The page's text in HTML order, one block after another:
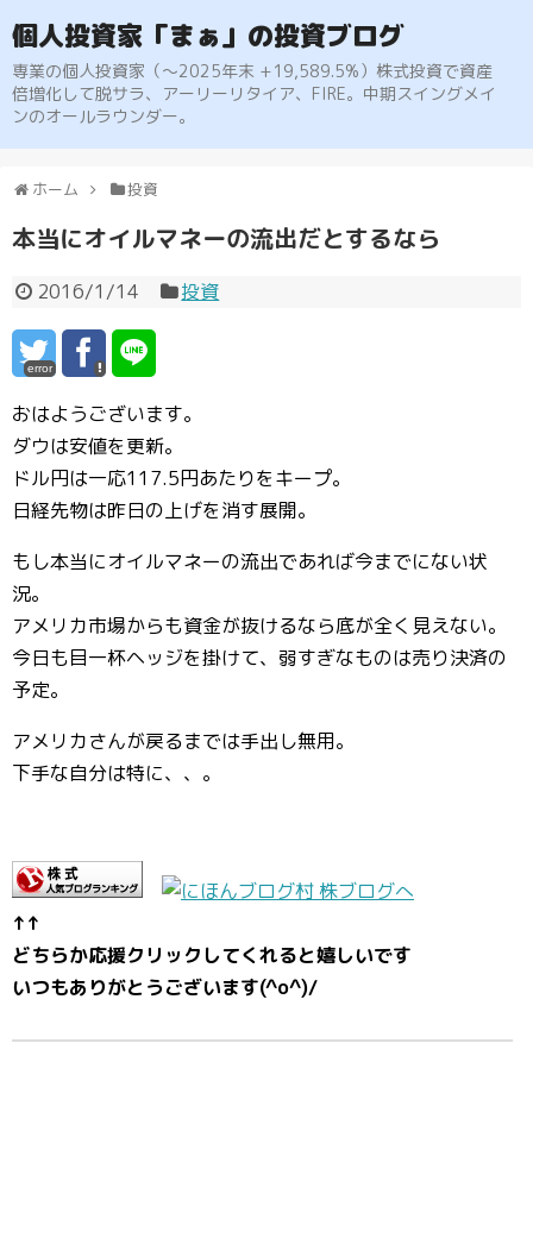
個人投資家「まぁ」の投資ブログ
専業の個人投資家（〜2025年末 +19,589.5%）株式投資で資産
倍増化して脱サラ、アーリーリタイア、FIRE。中期スイングメイ
ンのオールラウンダー。
ホーム 投資
本当にオイルマネーの流出だとするなら
2016/1/14 投資
error
おはようございます。
ダウは安値を更新。
ドル円は一応117.5円あたりをキープ。
日経先物は昨日の上げを消す展開。
もし本当にオイルマネーの流出であれば今までにない状
況。
アメリカ市場からも資金が抜けるなら底が全く見えない。
今日も目一杯ヘッジを掛けて、弱すぎなものは売り決済の
予定。
アメリカさんが戻るまでは手出し無用。
下手な自分は特に、、。
↑↑
どちらか応援クリックしてくれると嬉しいです
いつもありがとうございます(^o^)/